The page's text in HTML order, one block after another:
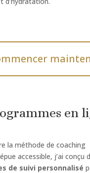
en
la méthode de coaching
accessible, j’ai conçu
de suivi personnalisé